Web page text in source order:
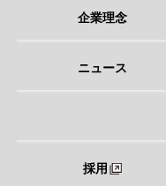
企業理念
ニュース
採用